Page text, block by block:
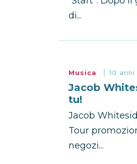
di...
Musica 10 anni
Jacob
tu!
Jacob
Tour
negozi...